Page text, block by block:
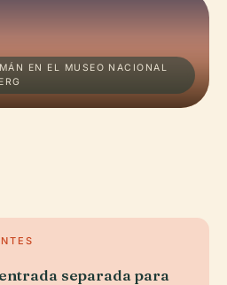
EN EL MUSEO NACIONAL
separada para